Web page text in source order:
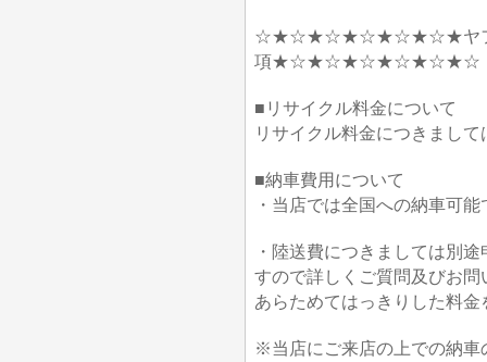
☆★☆★☆★☆★☆★☆★ヤフーオ
項★☆★☆★☆★☆★☆★☆
■リサイクル料金について
リサイクル料金につきまし
■納車費用について
・当店では全国への納車可
・陸送費につきましては別
すので詳しくご質問及びお
あらためてはっきりした料
※当店にご来店の上での納車